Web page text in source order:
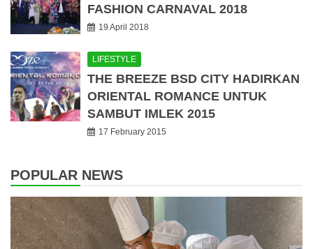
FASHION CARNAVAL 2018
19 April 2018
LIFESTYLE
THE BREEZE BSD CITY HADIRKAN
ORIENTAL ROMANCE UNTUK
SAMBUT IMLEK 2015
17 February 2015
POPULAR NEWS